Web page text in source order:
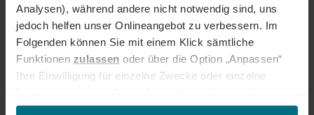
Analysen), während andere nicht notwendig sind, uns
jedoch helfen unser Onlineangebot zu verbessern. Im
Folgenden können Sie mit einem Klick sämtliche
Funktionen zulassen oder über die Option „Anpassen“
Ihre Einwilligung für einzelne Zwecke oder einzelne
jederzeit über unserenCookie-Hinweisaufrufen
Onlineportal. #YourNextStep
Jetzt bewerben
Deine Ansprechperson
Jeffrey Bretthauer